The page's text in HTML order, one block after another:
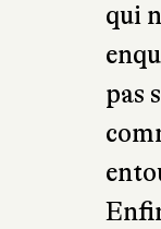
qui
pas